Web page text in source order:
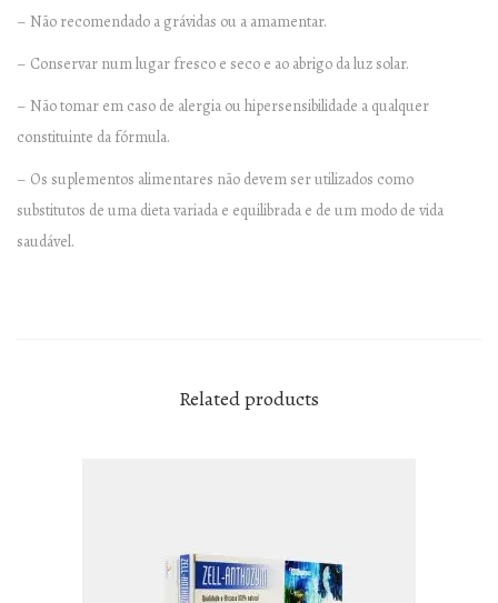
– Não recomendado a grávidas ou a amamentar.
– Conservar num lugar fresco e seco e ao abrigo da luz solar.
– Não tomar em caso de alergia ou hipersensibilidade a qualquer
constituinte da fórmula.
– Os suplementos alimentares não devem ser utilizados como
substitutos de uma dieta variada e equilibrada e de um modo de vida
saudável.
Related products